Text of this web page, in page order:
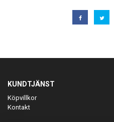
KUNDTJÄNST
Köpvillkor
Kontakt